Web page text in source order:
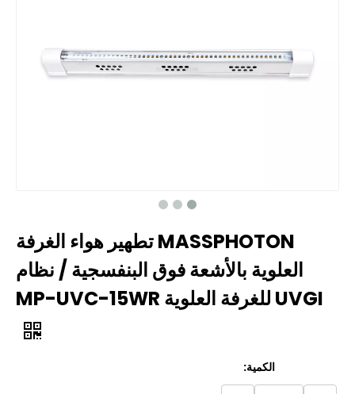
MASSPHOTON تطهير هواء الغرفة
العلوية بالأشعة فوق البنفسجية / نظام
UVGI للغرفة العلوية MP-UVC-15WR
الكمية: